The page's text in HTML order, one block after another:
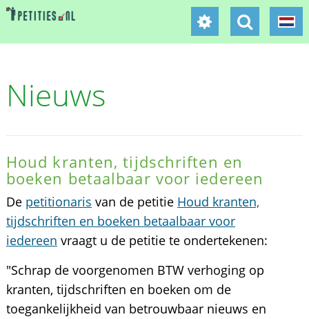
Nieuws
Houd kranten, tijdschriften en
boeken betaalbaar voor iedereen
De petitionaris van de petitie Houd kranten,
tijdschriften en boeken betaalbaar voor
iedereen vraagt u de petitie te ondertekenen:
"Schrap de voorgenomen BTW verhoging op
kranten, tijdschriften en boeken om de
toegankelijkheid van betrouwbaar nieuws en